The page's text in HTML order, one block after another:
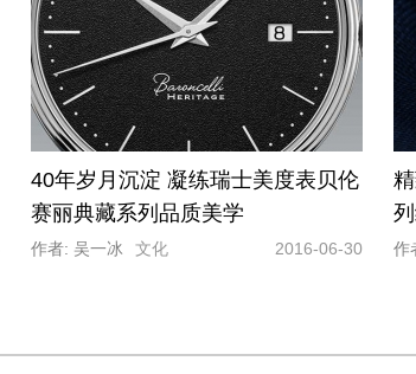
40年岁月沉淀 凝练瑞士美度表贝伦
赛丽典藏系列品质美学
作者: 吴一冰 文化 2016-06-30 作